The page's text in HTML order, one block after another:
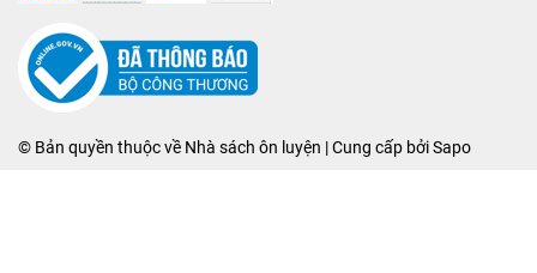
© Bản quyền thuộc về Nhà sách ôn luyện | Cung cấp bởiSapo